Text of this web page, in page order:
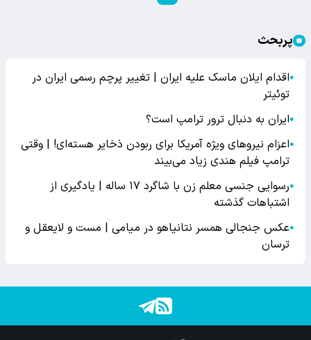
پربحث
●اقدام ایلان ماسک علیه ایران | تغییر پرچم رسمی ایران در
توئیتر
●ایران به دنبال ترور ترامپ است؟
●اعزام نیروهای ویژه آمریکا برای ربودن ذخایر هسته‌ای! | وقتی
ترامپ فیلم هندی زیاد می‌بیند
●
رسوایی جنسی معلم زن با شاگرد ۱۷ ساله | یادگیری از
اشتباهات گذشته
●عکس جنجالی همسر نتانیاهو در میامی | مست و لایعقل و
ترسان